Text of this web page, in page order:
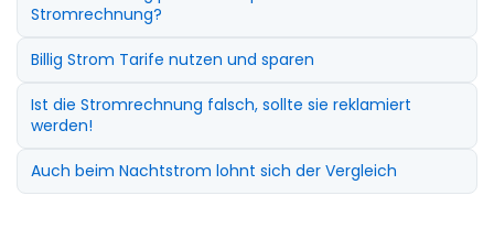
Stromrechnung?
Billig Strom Tarife nutzen und sparen
Ist die Stromrechnung falsch, sollte sie reklamiert
werden!
Auch beim Nachtstrom lohnt sich der Vergleich